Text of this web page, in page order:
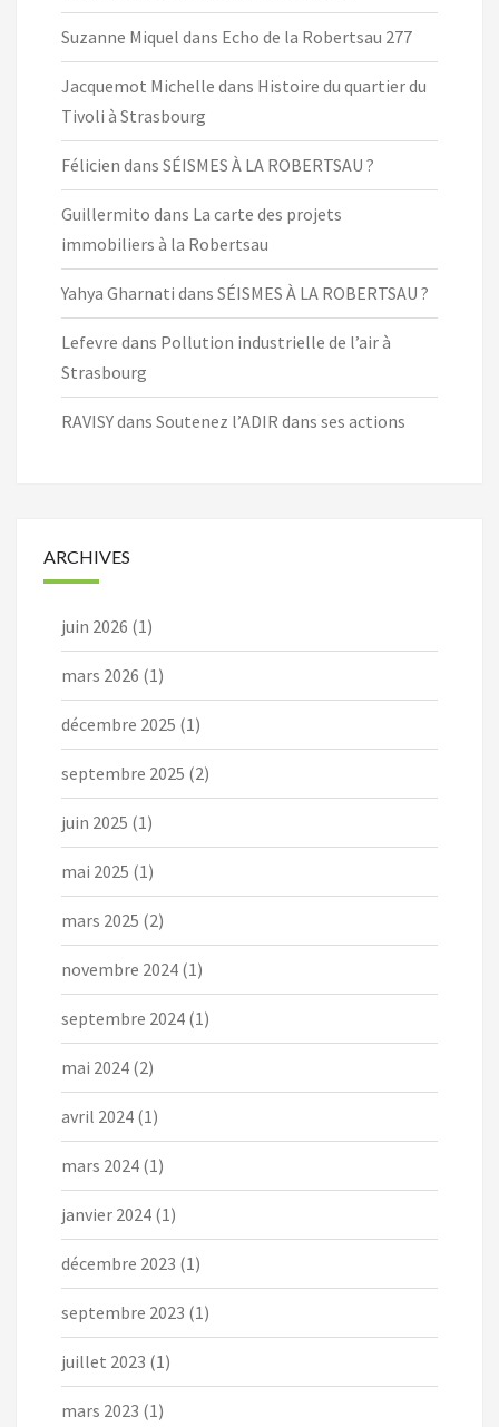
Suzanne Miquel dans Echo de la Robertsau 277
Jacquemot Michelle dans Histoire du quartier du
Tivoli à Strasbourg
Félicien dans SÉISMES À LA ROBERTSAU ?
Guillermito dans La carte des projets
immobiliers à la Robertsau
Yahya Gharnati dans SÉISMES À LA ROBERTSAU ?
Lefevre dans Pollution industrielle de l’air à
Strasbourg
RAVISYdans Soutenez l’ADIR dans ses actions
ARCHIVES
juin 2026 (1)
mars 2026 (1)
décembre 2025 (1)
septembre 2025 (2)
juin 2025 (1)
mai 2025 (1)
mars 2025 (2)
novembre 2024 (1)
septembre 2024 (1)
mai 2024 (2)
avril 2024 (1)
mars 2024 (1)
janvier 2024 (1)
décembre 2023 (1)
septembre 2023 (1)
juillet 2023 (1)
mars 2023 (1)